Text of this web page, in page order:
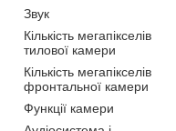
Звук
Кількість мегапікселів
тилової камери
Кількість мегапікселів
фронтальної камери
Функції камери